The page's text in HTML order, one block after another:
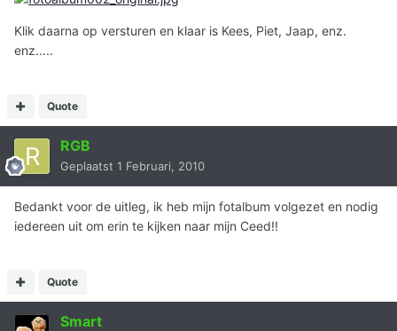
Klik daarna op versturen en klaar is Kees, Piet, Jaap, enz.
enz.....
Quote
RGB
Geplaatst 1 Februari, 2010
Bedankt voor de uitleg, ik heb mijn fotalbum volgezet en nodig
iedereen uit om erin te kijken naar mijn Ceed!!
Quote
Smart